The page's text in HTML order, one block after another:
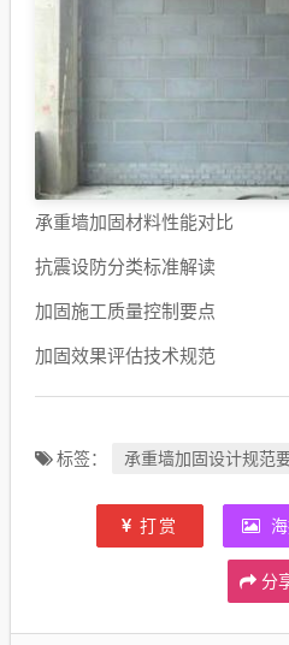
承重墙加固材料性能对比
抗震设防分类标准解读
加固施工质量控制要点
加固效果评估技术规范
标签： 承重墙加固设计规范
打赏
分